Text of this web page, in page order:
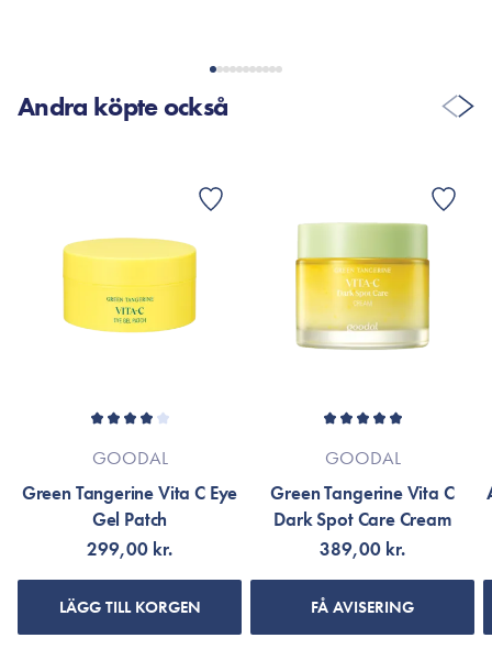
Let eksfolierende, og friske pads. Jeg har brugt dem både
morgen og aften. De dufter så lækkert, og jeg elsker dem som
en slags mini sheet mask. Giver min hud en dejlig frisk glød.
VISA FLER RECENSIONER
Andra köpte också
GOODAL
Green Tangerine Vita C Eye
Gel Patch
299,00 kr.
LÄGG TILL KORGEN
GOODAL
Green Tangerine Vita C
Dark Spot Care Cream
389,00 kr.
FÅ AVISERING